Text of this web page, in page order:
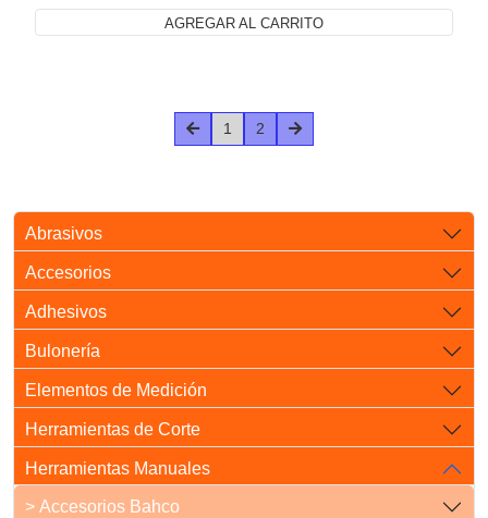
Abrasivos
Accesorios
Adhesivos
Bulonería
Elementos de Medición
Herramientas de Corte
Herramientas Manuales
> Accesorios Bahco
AGREGAR AL CARRITO
1 2